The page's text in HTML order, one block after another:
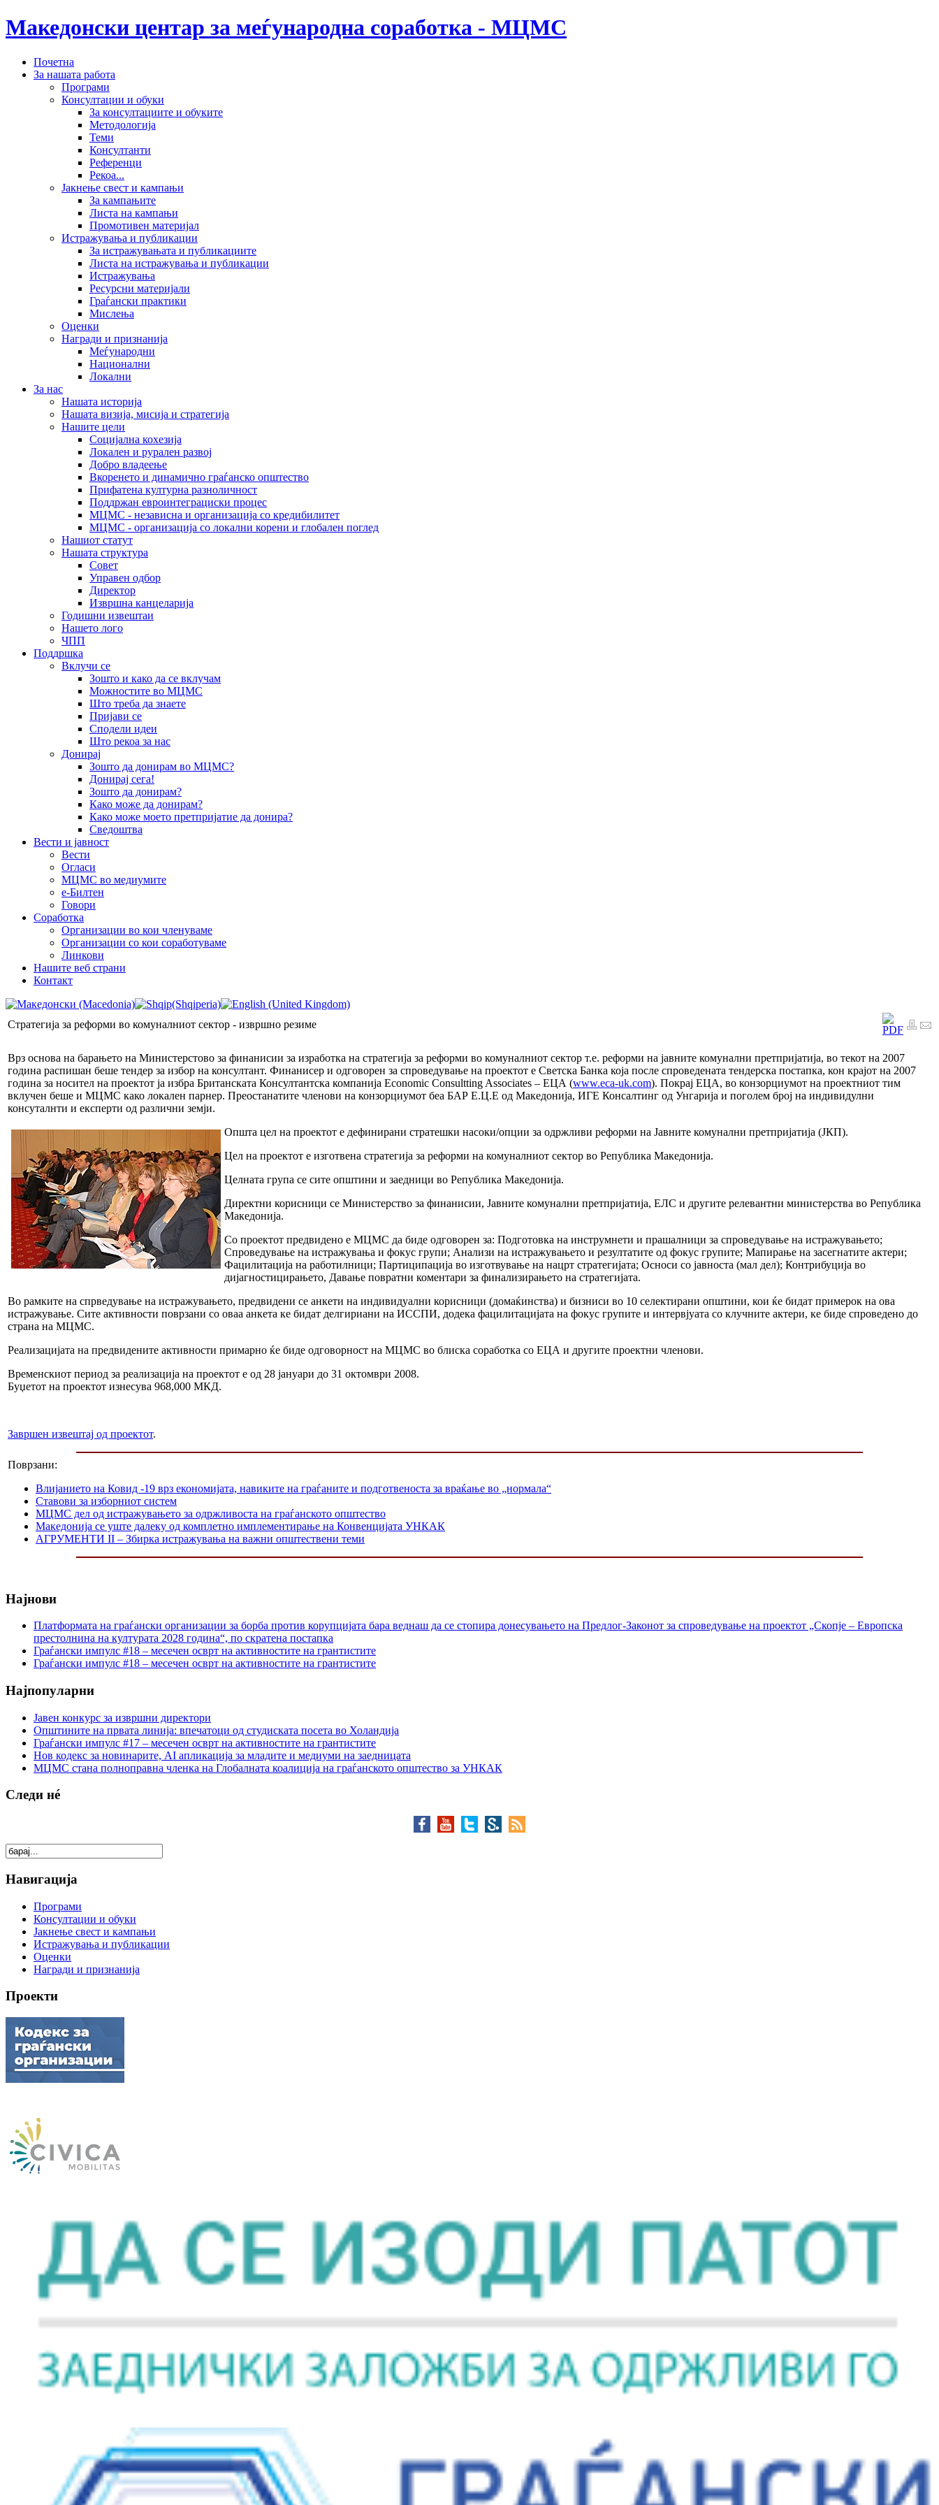
Македонски центар за меѓународна соработка - МЦМС
Почетна
За нашата работа
Програми
Консултации и обуки
За консултациите и обуките
Методологија
Теми
Консултанти
Референци
Рекоа...
Јакнење свест и кампањи
За кампањите
Листа на кампањи
Промотивен материјал
Истражувања и публикации
За истражувањата и публикациите
Листа на истражувања и публикации
Истражувања
Ресурсни материјали
Граѓански практики
Мислења
Оценки
Награди и признанија
Меѓународни
Национални
Локални
За нас
Нашата историја
Нашата визија, мисија и стратегија
Нашите цели
Социјална кохезија
Локален и рурален развој
Добро владеење
Вкоренето и динамично граѓанско општество
Прифатена културна разноличност
Поддржан евроинтеграциски процес
МЦМС - независна и организација со кредибилитет
МЦМС - организација со локални корени и глобален поглед
Нашиот статут
Нашата структура
Совет
Управен одбор
Директор
Извршна канцеларија
Годишни извештаи
Нашето лого
ЧПП
Поддршка
Вклучи се
Зошто и како да се вклучам
Можностите во МЦМС
Што треба да знаете
Пријави се
Сподели идеи
Што рекоа за нас
Донирај
Зошто да донирам во МЦМС?
Донирај сега!
Зошто да донирам?
Како може да донирам?
Како може моето претпријатие да донира?
Сведоштва
Вести и јавност
Вести
Огласи
МЦМС во медиумите
е-Билтен
Говори
Соработка
Организации во кои членуваме
Организации со кои соработуваме
Линкови
Нашите веб страни
Контакт
Стратегија за реформи во комуналниот сектор - извршно резиме
Врз основа на барањето на Министерстово за финанисии за изработка на стратегија за реформи во комуналниот сектор т.е. реформи на јавните комунални претпријатија, во текот на 2007
година распишан беше тендер за избор на консултант. Финанисер и одговорен за спроведување на проектот е Светска Банка која после спроведената тендерска постапка, кон крајот на 2007
година за носител на проектот ја избра Британската Консултантска компанија Economic Consultting Associates – ЕЦА (www.eca-uk.com). Покрај ЕЦА, во конзорциумот на проектниот тим
вклучен беше и МЦМС како локален парнер. Преостанатите членови на конзорциумот беа БАР Е.Ц.Е од Македонија, ИГЕ Консалтинг од Унгарија и поголем број на индивидулни
консуталнти и експерти од различни земји.
Општа цел на проектот е дефинирани стратешки насоки/опции за одржливи реформи на Јавните комунални претпријатија (ЈКП).
Цел на проектот е изготвена стратегија за реформи на комуналниот сектор во Република Македонија.
Целната група се сите општини и заедници во Република Македонија.
Директни корисници се Министерство за финанисии, Јавните комунални претпријатија, ЕЛС и другите релевантни министерства во Република
Македонија.
Со проектот предвидено е МЦМС да биде одговорен за: Подготовка на инструмнети и прашалници за спроведување на истражувањето;
Спроведување на истражувања и фокус групи; Анализи на истражувањето и резултатите од фокус групите; Мапирање на засегнатите актери;
Фацилитација на работилници; Партиципација во изготвување на нацрт стратегијата; Осноси со јавноста (мал дел); Контрибуција во
дијагностицирањето, Давање повратни коментари за финализирањето на стратегијата.
Во рамките на спрведување на истражувањето, предвидени се анкети на индивидуални корисници (домаќинства) и бизниси во 10 селектирани општини, кои ќе бидат примерок на ова
истражување. Сите активности поврзани со оваа анкета ке бидат делгириани на ИССПИ, додека фацилитацијата на фокус групите и интервјуата со клучните актери, ке биде спроведено до
страна на МЦМС.
Реализацијата на предвидените активности примарно ќе биде одговорност на МЦМС во блиска соработка со ЕЦА и другите проектни членови.
Временскиот период за реализација на проектот е од 28 јануари до 31 октомври 2008.
Буџетот на проектот изнесува 968,000 МКД.
Завршен извештај од проектот.
Поврзани:
Влијанието на Ковид -19 врз економијата, навиките на граѓаните и подготвеноста за враќање во „нормала“
Ставови за изборниот систем
МЦМС дел од истражувањето за одржливоста на граѓанското општество
Македонија се уште далеку од комплетно имплементирање на Конвенцијата УНКАК
АГРУМЕНТИ II – Збирка истражувања на важни општествени теми
Најнови
Платформата на граѓански организации за борба против корупцијата бара веднаш да се стопира донесувањето на Предлог-Законот за спроведување на проектот „Скопје – Европска
престолнина на културата 2028 година“, по скратена постапка
Граѓански импулс #18 – месечен осврт на активностите на грантистите
Граѓански импулс #18 – месечен осврт на активностите на грантистите
Најпопуларни
Јавен конкурс за извршни директори
Општините на првата линија: впечатоци од студиската посета во Холандија
Граѓански импулс #17 – месечен осврт на активностите на грантистите
Нов кодекс за новинарите, AI апликација за младите и медиуми на заедницата
МЦМС стана полноправна членка на Глобалната коалиција на граѓанското општество за УНКАК
Следи нé
Навигација
Програми
Консултации и обуки
Јакнење свест и кампањи
Истражувања и публикации
Оценки
Награди и признанија
Проекти